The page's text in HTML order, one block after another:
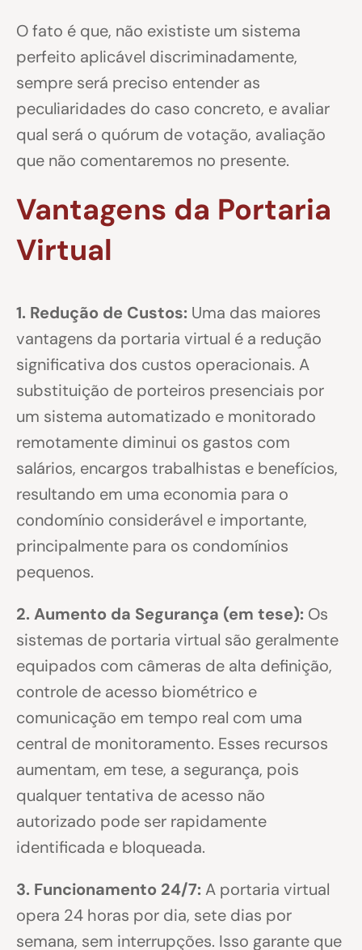
O fato é que, não exististe um sistema
perfeito aplicável discriminadamente,
sempre será preciso entender as
peculiaridades do caso concreto, e avaliar
qual será o quórum de votação, avaliação
que não comentaremos no presente.
Vantagens da Portaria
Virtual
1. Redução de Custos: Uma das maiores
vantagens da portaria virtual é a redução
significativa dos custos operacionais. A
substituição de porteiros presenciais por
um sistema automatizado e monitorado
remotamente diminui os gastos com
salários, encargos trabalhistas e benefícios,
resultando em uma economia para o
condomínio considerável e importante,
principalmente para os condomínios
pequenos.
2. Aumento da Segurança (em tese): Os
sistemas de portaria virtual são geralmente
equipados com câmeras de alta definição,
controle de acesso biométrico e
comunicação em tempo real com uma
central de monitoramento. Esses recursos
aumentam, em tese, a segurança, pois
qualquer tentativa de acesso não
autorizado pode ser rapidamente
identificada e bloqueada.
3. Funcionamento 24/7: A portaria virtual
opera 24 horas por dia, sete dias por
semana, sem interrupções. Isso garante que